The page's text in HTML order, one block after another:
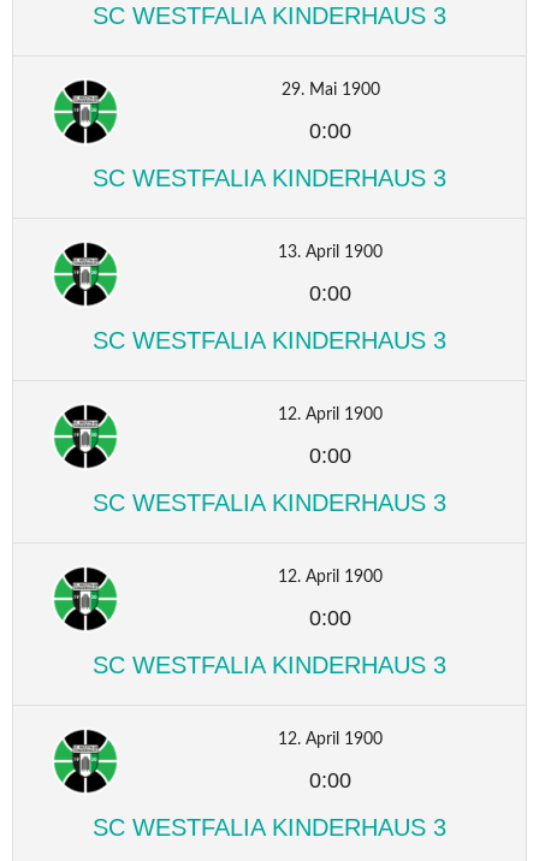
SC WESTFALIA KINDERHAUS 3
29. Mai 1900
0:00
SC WESTFALIA KINDERHAUS 3
13. April 1900
0:00
SC WESTFALIA KINDERHAUS 3
12. April 1900
0:00
SC WESTFALIA KINDERHAUS 3
12. April 1900
0:00
SC WESTFALIA KINDERHAUS 3
12. April 1900
0:00
SC WESTFALIA KINDERHAUS 3